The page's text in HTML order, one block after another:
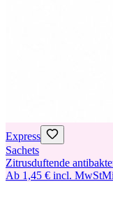
Express
Sachets
Zitrusduftende
Ab 1,45 € incl. MwSt